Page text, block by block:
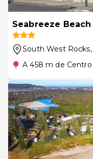
Seabreeze
South West Rocks
A 458 m de